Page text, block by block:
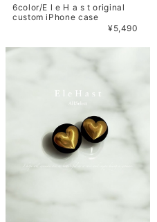
6color/E l e H a s t original
custom iPhone case
¥5,490